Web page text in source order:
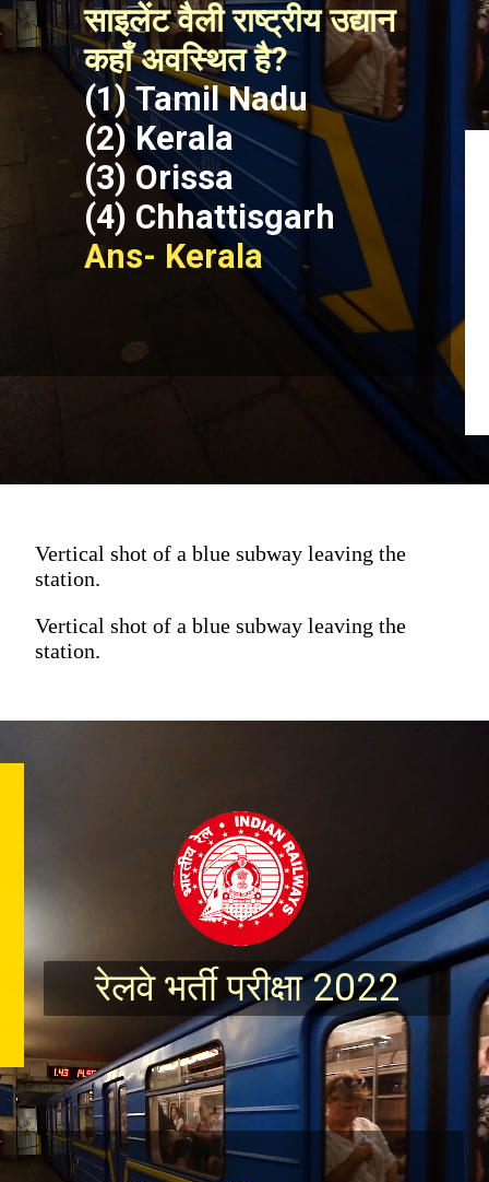
साइलेंट वैली राष्ट्रीय उद्यान
कहाँ अवस्थित है?
(1) Tamil Nadu
(2) Kerala
(3) Orissa
(4) Chhattisgarh
Ans- Kerala
Vertical shot of a blue subway leaving the
station.
Vertical shot of a blue subway leaving the
station.
रेलवे भर्ती परीक्षा 2022